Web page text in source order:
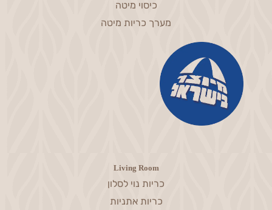
כיסוי מיטה
מערך כריות מיטה
Living Room
כריות נוי לסלון
כריות אתניות